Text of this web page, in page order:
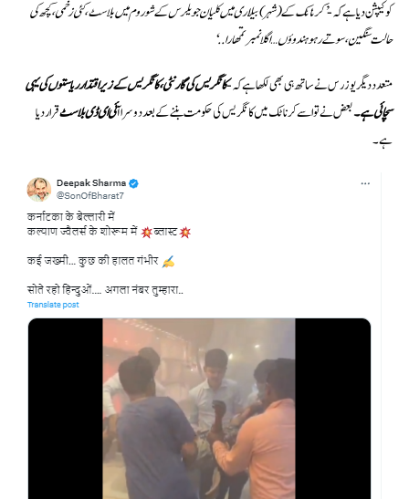
کو کیپشن دیا ہے کہ-’کرناٹک کے (شہر) بیلّاری میں کلیان جویلرس کے شو روم میں بلاسٹ، کئی زخمی، کچھ کی
حالت سنگین، سوتے رہو ہندوؤں…اگلا نمبر تمھارا..‘
متعدد دیگر یوزرس نے ساتھ ہی بھی لکھا ہے کہ-کانگریس کی گارنٹی، کانگریس کے زیر اقتدار ریاستوں کی یہی
سچائی ہے۔بعض نے تو اسے کرناٹک میں کانگریس کی حکومت بننے کے بعد دوسرا آئی ای ڈی بلاسٹقرار دیا
ہے۔